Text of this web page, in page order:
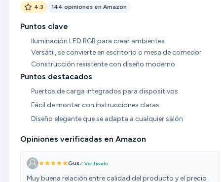
4.3 144 opiniones en Amazon
Puntos clave
Iluminación LED RGB para crear ambientes
Versátil, se convierte en escritorio o mesa de comedor
Construcción resistente con diseño moderno
Puntos destacados
Puertos de carga integrados para dispositivos
Fácil de montar con instrucciones claras
Diseño elegante que se adapta a cualquier salón
Opiniones verificadas en Amazon
Gus✓ Verificado
Muy buena relación entre calidad del producto y el precio